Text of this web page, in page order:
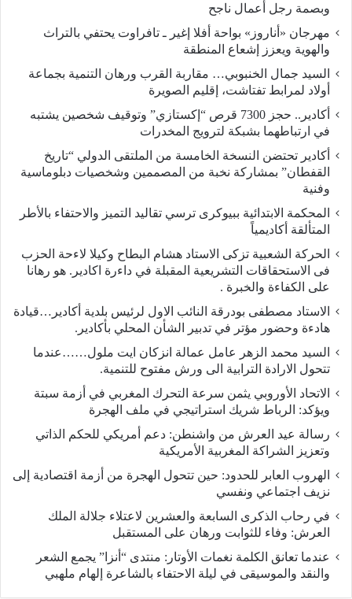
وبصمة رجل أعمال ناجح
مهرجان «أناروز» بواحة أفلا إغير ـ تافراوت يحتفي بالتراث
والهوية ويعزز إشعاع المنطقة
السيد جمال الخنبوبي… مقاربة القرب ورهان التنمية بجماعة
أولاد لمرابط تفتاشت، إقليم الصويرة
أكادير.. حجز 7300 قرص “إكستازي” وتوقيف شخصين يشتبه
في ارتباطهما بشبكة لترويج المخدرات
أكادير تحتضن النسخة الخامسة من الملتقى الدولي “تاريخ
القفطان” بمشاركة نخبة من المصممين وشخصيات دبلوماسية
وفنية
المحكمة الابتدائية ببيوكرى ترسي تقاليد التميز والاحتفاء بالأطر
المتألقة أكاديمياً
الحركة الشعبية تزكى الاستاد هشام البطاح وكيلا لاءحة الحزب
فى الاستحقاقات التشريعية المقبلة في داءرة اكادير. هو رهانا
على الكفاءة والخبرة .
الاستاد مصطفى بودرقة النائب الاول لرئيس بلدية أكادير…قيادة
هادءة وحضور مؤتر في تدبير الشأن المحلي بأكادير.
السيد محمد الزهر عامل عمالة انزكان ايت ملول……عندما
تتحول الارادة الترابية الى ورش مفتوح للتنمية.
الاتحاد الأوروبي يثمن سرعة التحرك المغربي في أزمة سبتة
ويؤكد: الرباط شريك استراتيجي في ملف الهجرة
رسالة عيد العرش من واشنطن: دعم أمريكي للحكم الذاتي
وتعزيز الشراكة المغربية الأمريكية
​الهروب العابر للحدود: حين تتحول الهجرة من أزمة اقتصادية إلى
نزيف اجتماعي ونفسي
في رحاب الذكرى السابعة والعشرين لاعتلاء جلالة الملك
العرش: وفاء للثوابت ورهان على المستقبل
​عندما تعانق الكلمة نغمات الأوتار: منتدى “أنزا” يجمع الشعر
والنقد والموسيقى في ليلة الاحتفاء بالشاعرة إلهام ملهبي